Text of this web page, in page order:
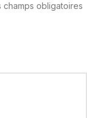
champs obligatoires